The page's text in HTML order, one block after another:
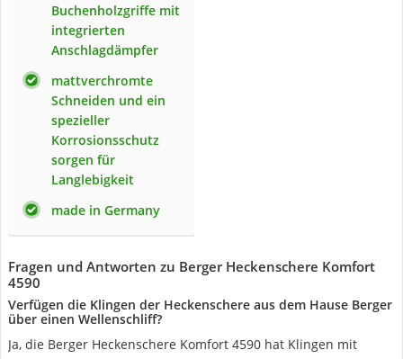
Buchenholzgriffe mit
integrierten
Anschlagdämpfer
mattverchromte
Schneiden und ein
spezieller
Korrosionsschutz
sorgen für
Langlebigkeit
made in Germany
Fragen und Antworten zu Berger Heckenschere Komfort
4590
Verfügen die Klingen der Heckenschere aus dem Hause Berger
über einen Wellenschliff?
Ja, die Berger Heckenschere Komfort 4590 hat Klingen mit